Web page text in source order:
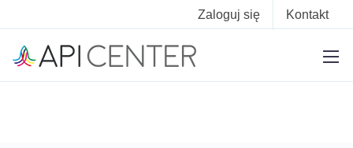
Zaloguj się Kontakt